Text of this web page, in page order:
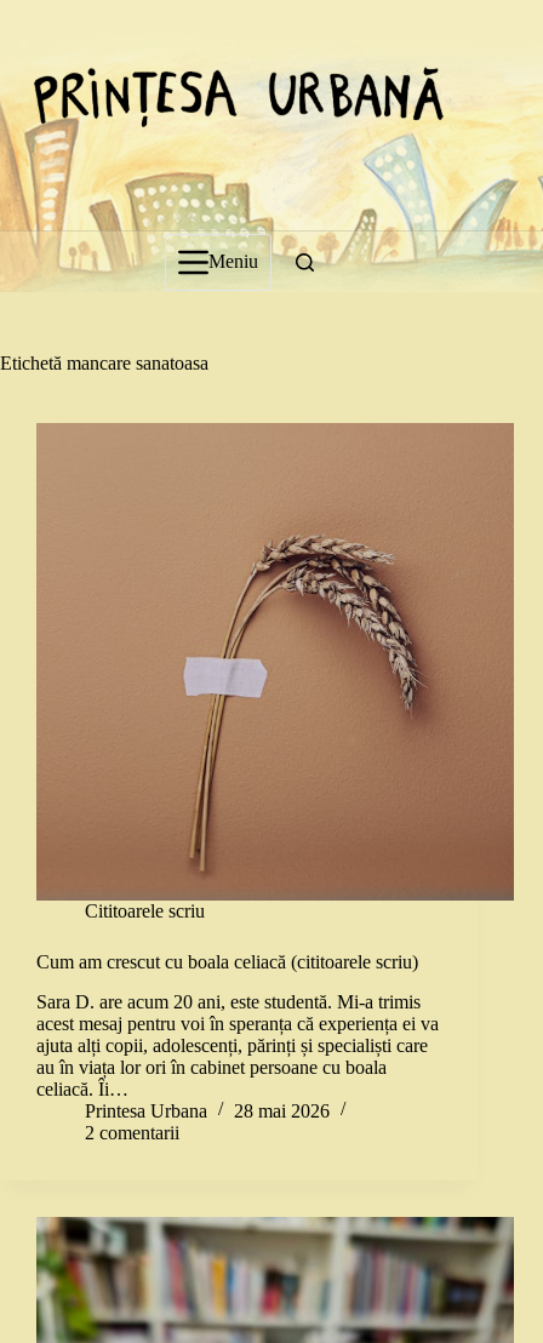
Meniu
Etichetă mancare sanatoasa
Cititoarele scriu
Cum am crescut cu boala celiacă (cititoarele scriu)
Sara D. are acum 20 ani, este studentă. Mi-a trimis
acest mesaj pentru voi în speranța că experiența ei va
ajuta alți copii, adolescenți, părinți și specialiști care
au în viața lor ori în cabinet persoane cu boala
celiacă. Îi…
Printesa Urbana
28 mai 2026
2 comentarii